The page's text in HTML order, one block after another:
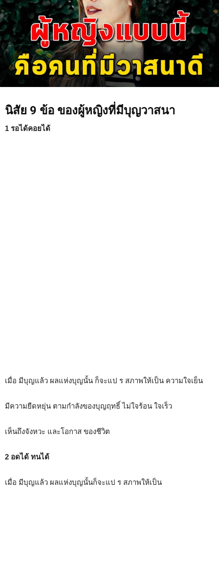
นิสัย 9 ข้อ ของผู้หญิงที่มีบุญวาสนา
1 รอได้คอยได้
เมื่อ มีบุญแล้ว ผลแห่งบุญนั้น ก็จะแป ร สภาพให้เป็น ความใจเย็น
มีความยืดหยุ่น ตามกำลังของบุญฤทธิ์ ไม่ใจร้อน ใจเร็ว
เห็นถึงจังหวะ และโอกาส ของชีวิต
2 อดได้ ทนได้
เมื่อ มีบุญแล้ว ผลแห่งบุญนั้นก็จะแป ร สภาพให้เป็น